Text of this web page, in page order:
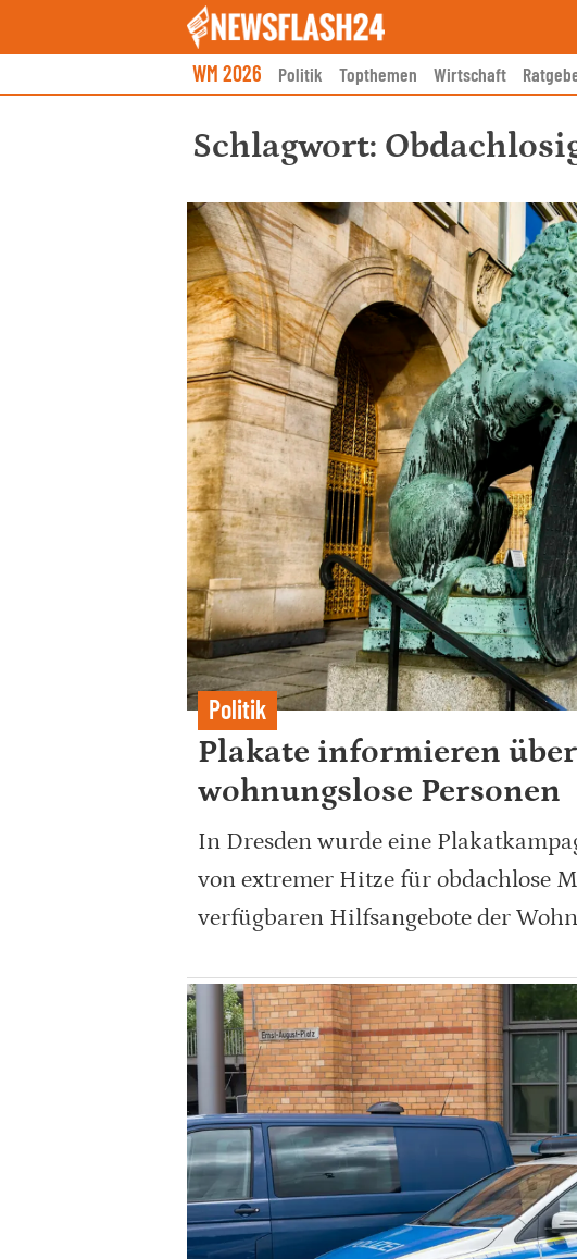
WM 2026 Politik Topthemen Wirtschaft
Schlagwort:
Politik
Plakate informieren
wohnungslose Personen
In Dresden wurde eine
von extremer Hitze für obdachlose
verfügbaren Hilfsangebote der